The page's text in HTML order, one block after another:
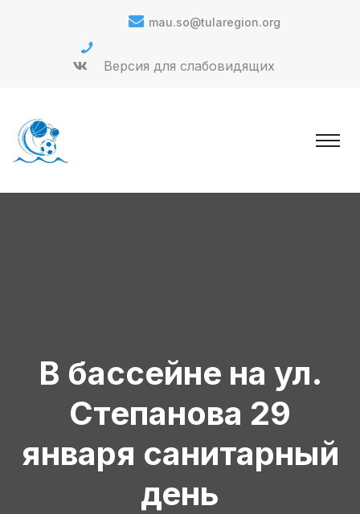
mau.so@tularegion.org
Версия для слабовидящих
В бассейне на ул.
Степанова 29
января санитарный
день